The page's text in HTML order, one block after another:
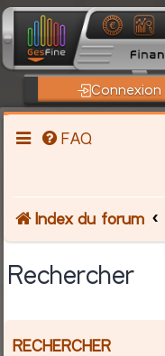
Connexion
FAQ
Index du forum
Rechercher
RECHERCHER